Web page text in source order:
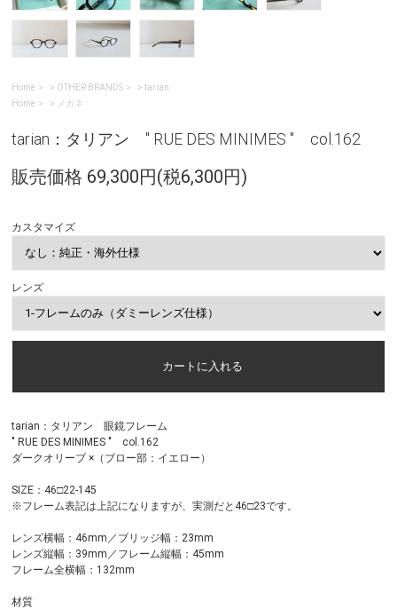
Home > OTHER BRANDS >tarian
Home
> メガネ
tarian：タリアン " RUE DES MINIMES " col.162
販売価格 69,300円(税6,300円)
カスタマイズ
レンズ
tarian：タリアン 眼鏡フレーム
" RUE DES MINIMES " col.162
ダークオリーブ ×（ブロー部：イエロー）
SIZE：46□22-145
※フレーム表記は上記になりますが、実測だと46□23です。
レンズ横幅：46mm／ブリッジ幅：23mm
レンズ縦幅：39mm／フレーム縦幅：45mm
フレーム全横幅：132mm
材質